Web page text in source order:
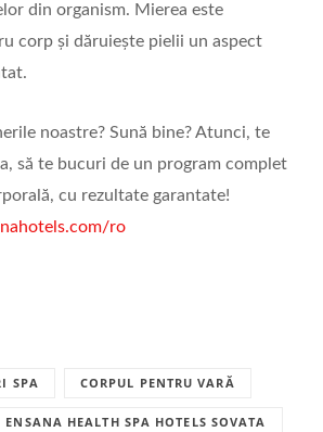
din organism. Mierea este
corp și dăruiește pielii un aspect
noastre? Sună bine? Atunci, te
să te bucuri de un program complet
cu rezultate garantate!
ro
SPA CORPUL PENTRU VARĂ
ENSANA HEALTH SPA HOTELS SOVATA